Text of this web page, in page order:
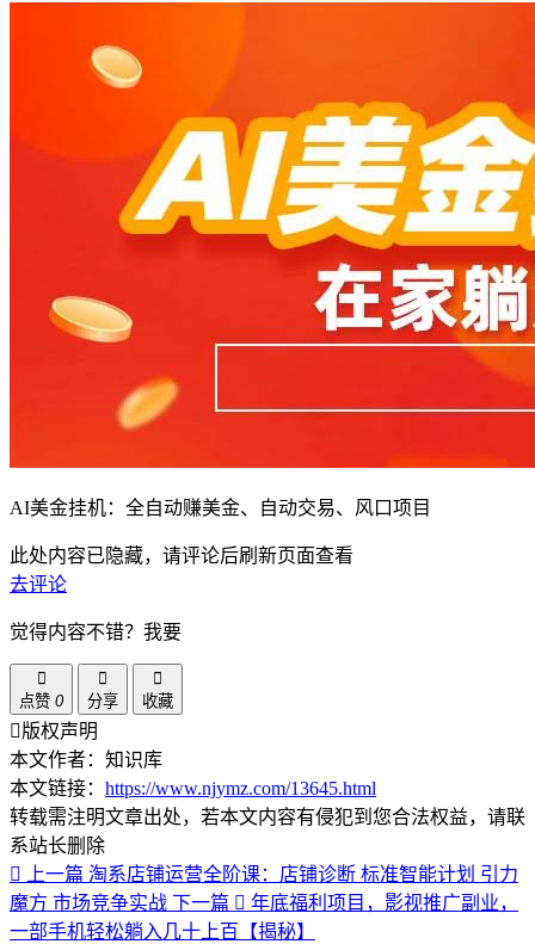
AI美金挂机：全自动赚美金、自动交易、风口项目
此处内容已隐藏，请评论后刷新页面查看
去评论
觉得内容不错？我要
点赞 0 分享 收藏
版权声明
本文作者：知识库
本文链接： https://www.njymz.com/13645.html
转载需注明文章出处，若本文内容有侵犯到您合法权益，请联
系站长删除
上一篇 淘系店铺运营全阶课：店铺诊断 标准智能计划 引力
魔方 市场竞争实战 下一篇
年底福利项目，影视推广副业，
一部手机轻松躺入几十上百【揭秘】